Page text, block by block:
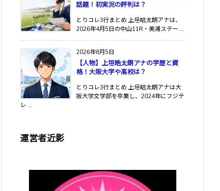
話題！初実況の評判は？
とりコレ3行まとめ 上垣皓太朗アナは、
2026年4月5日の中山11R・美浦ステー ...
2026年8月5日
【人物】上垣皓太朗アナの学歴と資
格！大阪大学や高校は？
とりコレ3行まとめ 上垣皓太朗アナは大
阪大学文学部を卒業し、2024年にフジテ
レ ...
運営者近影